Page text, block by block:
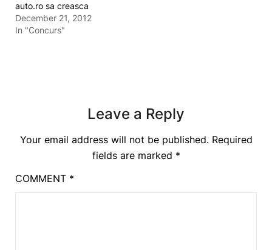
auto.ro sa creasca
December 21, 2012
In "Concurs"
Leave a Reply
Your email address will not be published. Required
fields are marked *
COMMENT *